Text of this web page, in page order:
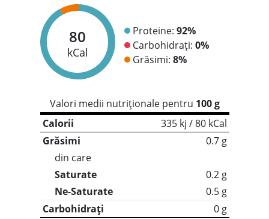
80
kCal
Proteine: 92%
Carbohidrați: 0%
Grăsimi: 8%
Valori medii nutriționale pentru 100 g
Calorii
335 kj / 80 kCal
Grăsimi
0.7 g
din care
Saturate
0.2 g
Ne-Saturate
0.5 g
Carbohidrați
0 g